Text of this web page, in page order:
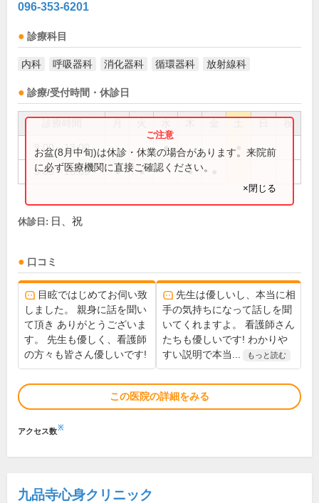
096-353-6201
診療科目
内科 呼吸器科 消化器科 循環器科 放射線科
診療/受付時間・休診日
祝
9:00～13:00 ●
9:00～18:30 ● ● ●
お盆(8月中旬)は休診・休業の場合があります。来院前
に必ず医療機関に直接ご確認ください。
×閉じる
休診日: 日、祝
口コミ
目眩ではじめてお伺い致
しました。 親身に話を聞い
て頂き ありがとうございま
す。 先生も優しく、看護師
の方々も皆さん優しいです!
先生は優しいし、本当に相
手の気持ちになって話しを聞
いてくれますよ。 看護師さん
たちも優しいです! わかりや
すい説明で本当...
もっと読む
この医院の詳細をみる
アクセス数※
九品寺心身クリニック